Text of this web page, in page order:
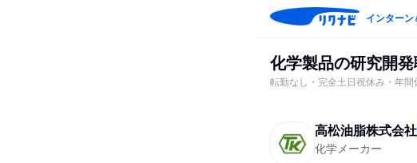
インターン
化学製品の研究開
転勤なし・完全土日祝休み・年
高松油脂株式会社
化学メーカー